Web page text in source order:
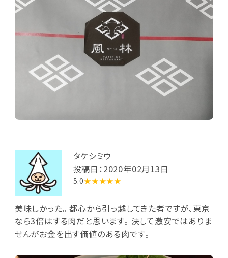
タケシミウ
投稿日：2020年02月13日
5.0★★★★★
美味しかった。 都心から引っ越してきた者ですが、東京
なら3倍はする肉だと思います。 決して激安ではありま
せんがお金を出す価値のある肉です。